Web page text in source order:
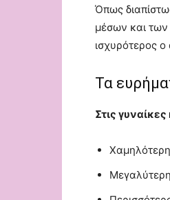
Όπως
μέσων και των
ισχυρότερος
Τα
Στις